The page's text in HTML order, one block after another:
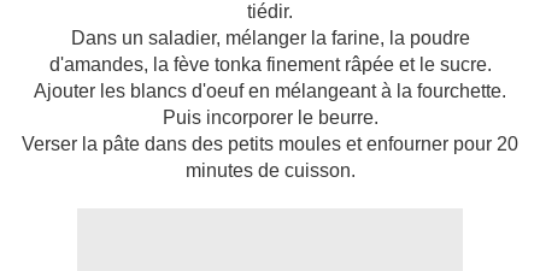
tiédir.
Dans un saladier, mélanger la farine, la poudre
d'amandes, la fève tonka finement râpée et le sucre.
Ajouter les blancs d'oeuf en mélangeant à la fourchette.
Puis incorporer le beurre.
Verser la pâte dans des petits moules et enfourner pour 20
minutes de cuisson.